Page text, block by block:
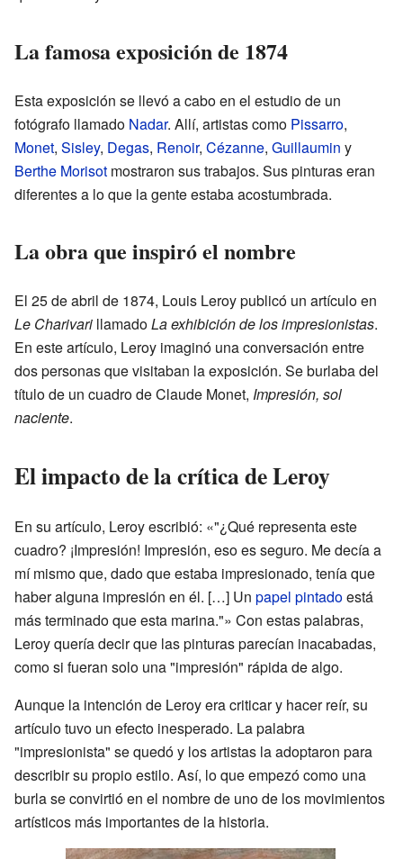
La famosa exposición de 1874
Esta exposición se llevó a cabo en el estudio de un
fotógrafo llamado Nadar. Allí, artistas como Pissarro,
Monet, Sisley, Degas, Renoir, Cézanne, Guillaumin y
Berthe Morisot mostraron sus trabajos. Sus pinturas eran
diferentes a lo que la gente estaba acostumbrada.
La obra que inspiró el nombre
El 25 de abril de 1874, Louis Leroy publicó un artículo en
Le Charivari llamadoLa exhibición de los impresionistas.
En este artículo, Leroy imaginó una conversación entre
dos personas que visitaban la exposición. Se burlaba del
título de un cuadro de Claude Monet, Impresión, sol
naciente.
El impacto de la crítica de Leroy
En su artículo, Leroy escribió: «"¿Qué representa este
cuadro? ¡Impresión! Impresión, eso es seguro. Me decía a
mí mismo que, dado que estaba impresionado, tenía que
haber alguna impresión en él. […] Un papel pintadoestá
más terminado que esta marina."» Con estas palabras,
Leroy quería decir que las pinturas parecían inacabadas,
como si fueran solo una "impresión" rápida de algo.
Aunque la intención de Leroy era criticar y hacer reír, su
artículo tuvo un efecto inesperado. La palabra
"impresionista" se quedó y los artistas la adoptaron para
describir su propio estilo. Así, lo que empezó como una
burla se convirtió en el nombre de uno de los movimientos
artísticos más importantes de la historia.